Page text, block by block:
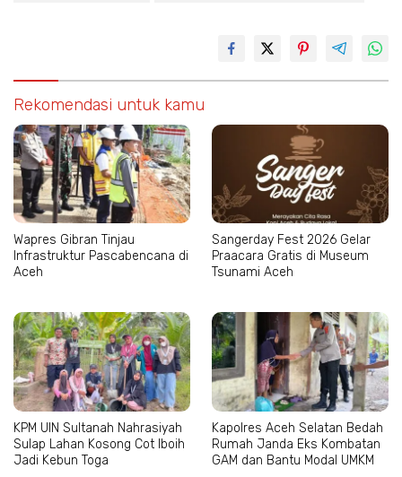
Rekomendasi untuk kamu
Wapres Gibran Tinjau
Infrastruktur Pascabencana di
Aceh
Sangerday Fest 2026 Gelar
Praacara Gratis di Museum
Tsunami Aceh
KPM UIN Sultanah Nahrasiyah
Sulap Lahan Kosong Cot Iboih
Jadi Kebun Toga
Kapolres Aceh Selatan Bedah
Rumah Janda Eks Kombatan
GAM dan Bantu Modal UMKM